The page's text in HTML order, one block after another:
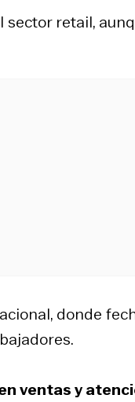
retail,
donde
ventas y